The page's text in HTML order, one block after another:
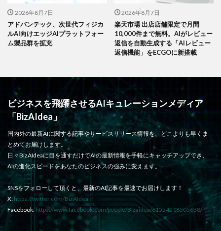
2026年8月7日
アドバンテック、次世代フィジカ
ルAI向けエッジAIプラットフォー
ム製品群を拡充
2026年8月7日
楽天市場 出店店舗限定で月間
10,000件まで無料。AIがレビュー
返信を自動生成する「AIレビュー
返信機能」をECGOに新搭載
ビジネスを飛躍させるAIキュレーションメディア
「BizAIdea」
国内外の最新AIに関する記事やサービスリリース情報を、どこよりも早くま
とめてお届けします。
日々BizAIdeaに目を通すだけでAIの最新情報を手軽にキャッチアップでき、
AIの進化スピードをあなたのビジネスの強みに変えます。
SNSをフォローして頂くと、最新のAI記事を最速でお届けします！
X: https://twitter.com/BizAIdea
Facebook: https://www.facebook.com/people/Bizaidea/61554218505638/